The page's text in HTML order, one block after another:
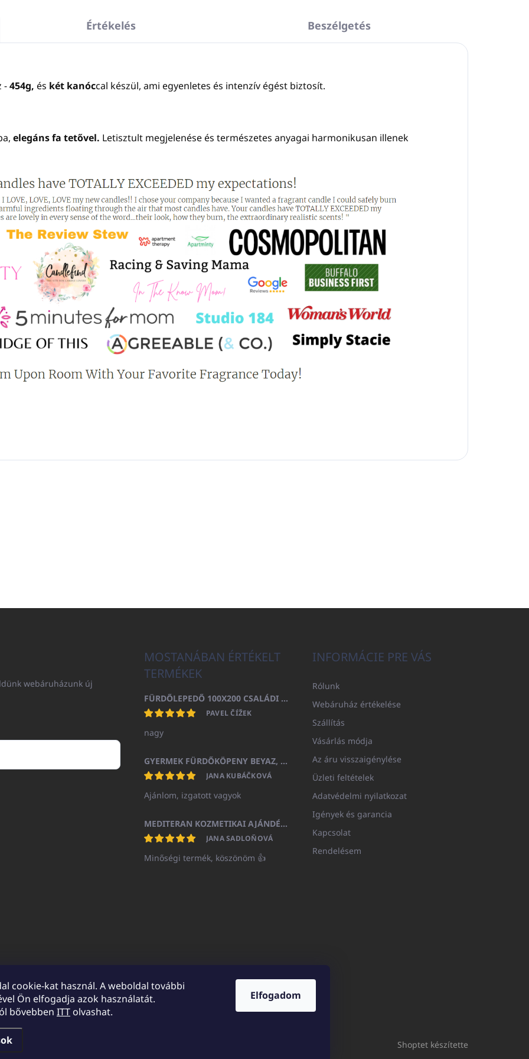
cookie-kat használ. A weboldal további
Ön elfogadja azok használatát.
bővebben ITTolvashat.
Elfogadom
Értékelés Beszélgetés
-454g, és két kanóccal készül, ami egyenletes és intenzív égést biztosít.
elegáns fa tetővel. Letisztult megjelenése és természetes anyagai harmonikusan illenek
webáruházunk új
MOSTANÁBAN ÉRTÉKELT
TERMÉKEK
FÜRDŐLEPEDŐ 100X200 CSALÁDI - TENGERÉSZKÉK (480GR)
PAVEL ČÍŽEK
nagy
GYERMEK FÜRDŐKÖPENY BEYAZ, FROTE FEHÉR KAPUCNIVAL (400GR)
JANA KUBÁČKOVÁ
Ajánlom, izgatott vagyok
MEDITERAN KOZMETIKAI AJÁNDÉKKÉSZLET
JANA SADLOŇOVÁ
Minőségi termék, köszönöm 👍
INFORMÁCIE PRE VÁS
Rólunk
Webáruház értékelése
Szállítás
Vásárlás módja
Az áru visszaigénylése
Üzleti feltételek
Adatvédelmi nyilatkozat
Igények és garancia
Kapcsolat
Rendelésem
UNICATO.at UNICATO.hu UNICATOshop.de
Shoptet készítette
Süti beállítások szerkesztése